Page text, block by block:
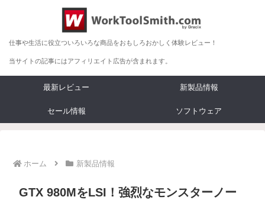
仕事や生活に役立ついろいろな商品をおもしろおかしく体験レビュー！
当サイトの記事にはアフィリエイト広告が含まれます。
最新レビュー 新製品情報
セール情報 ソフトウェア
ホーム 新製品情報
GTX 980MをLSI！強烈なモンスターノー